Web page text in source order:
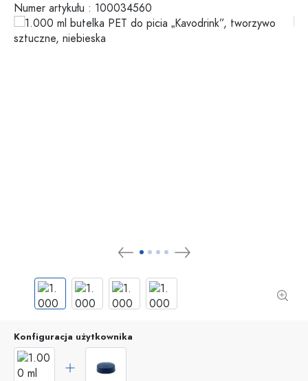
Numer artykułu : 100034560
Konfiguracja użytkownika